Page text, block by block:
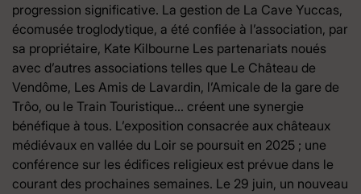
progression significative. La gestion de La Cave Yuccas,
écomusée troglodytique, a été confiée à l’association, par
sa propriétaire, Kate Kilbourne Les partenariats noués
avec d’autres associations telles que Le Château de
Vendôme, Les Amis de Lavardin, l’Amicale de la gare de
Trôo, ou le Train Touristique… créent une synergie
bénéfique à tous. L’exposition consacrée aux châteaux
médiévaux en vallée du Loir se poursuit en 2025 ; une
conférence sur les édifices religieux est prévue dans le
courant des prochaines semaines. Le 29 juin, un nouveau